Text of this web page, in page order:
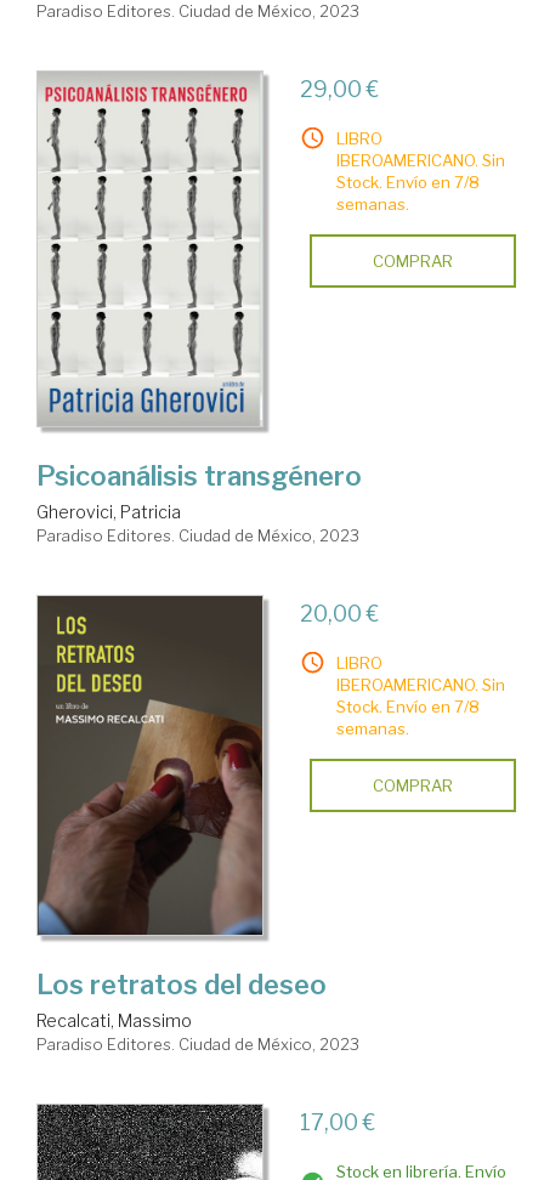
Paradiso Editores. Ciudad de México, 2023
29,00 €
LIBRO
IBEROAMERICANO. Sin
Stock. Envío en 7/8
semanas.
COMPRAR
Psicoanálisis transgénero
Gherovici, Patricia
Paradiso Editores. Ciudad de México, 2023
20,00 €
LIBRO
IBEROAMERICANO. Sin
Stock. Envío en 7/8
semanas.
COMPRAR
Los retratos del deseo
Recalcati, Massimo
Paradiso Editores. Ciudad de México, 2023
17,00 €
Stock en librería. Envío